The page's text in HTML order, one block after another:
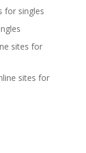
for singles
sites for
sites for